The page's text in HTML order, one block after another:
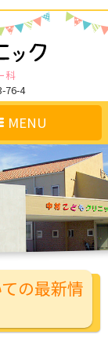
科
76-4
の最新情
MENU